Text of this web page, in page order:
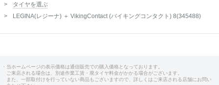
タイヤを選ぶ
LEGINA(レジーナ) ＋ VikingContact (バイキングコンタクト) 8(345488)
・当ホームページの表示価格は通信販売での購入価格となっております。
ご来店される場合は、別途作業工賃・廃タイヤ料金がかかる場合がございます。
また、一部取付けを行っていない商品もございますので、詳しくはご来店される店舗にお問い